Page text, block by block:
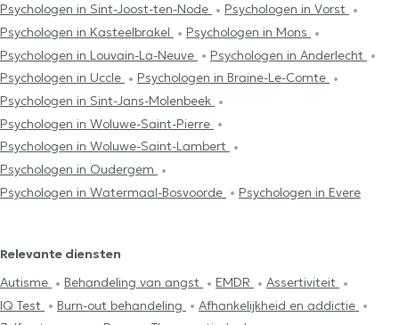
Psychologen in Sint-Joost-ten-Node
Psychologen in Vorst
Psychologen in Kasteelbrakel
Psychologen in Mons
Psychologen in Louvain-La-Neuve
Psychologen in Anderlecht
Psychologen in Uccle
Psychologen in Braine-Le-Comte
Psychologen in Sint-Jans-Molenbeek
Psychologen in Woluwe-Saint-Pierre
Psychologen in Woluwe-Saint-Lambert
Psychologen in Oudergem
Psychologen in Watermaal-Bosvoorde
Psychologen in Evere
Relevante diensten
Autisme
Behandeling van angst EMDR
Assertiviteit
IQ Test
Burn-out behandeling
Afhankelijkheid en addictie